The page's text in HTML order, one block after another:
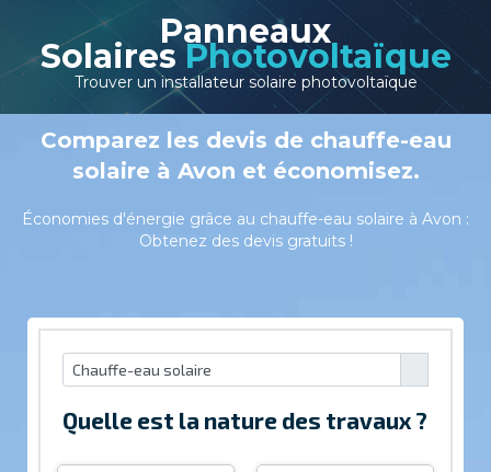
Panneaux
Solaires Photovoltaïque
Trouver un installateur solaire photovoltaïque
Comparez les devis de chauffe-eau
solaire à Avon et économisez.
Économies d'énergie grâce au chauffe-eau solaire à Avon :
Obtenez des devis gratuits !